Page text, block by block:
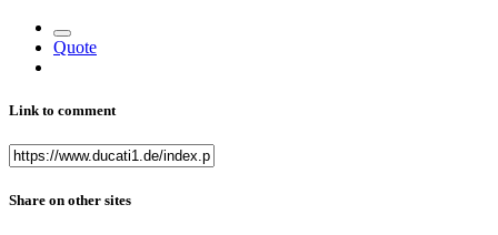
Quote
Link to comment
Share on other sites